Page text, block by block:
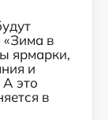
в
ярмарки,
и
это
в